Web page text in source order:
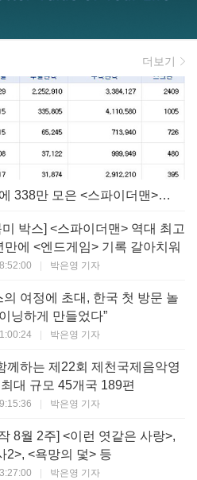
더보기
[8월 1주 국내 박스] 5일 만에 338만 모은 <스파이더맨> 극장가 235% 대반등, <호프>는 400만 돌파
박스] <스파이더맨> 역대 최고
만에 <엔드게임> 기록 갈아치워
| 박은영 기자
의 여정에 초대, 한국 첫 방문 놀
닝하게 만들었다”
| 박은영 기자
께하는 제22회 제천국제음악영
대 규모 45개국 189편
| 박은영 기자
8월 2주] <이런 엿같은 사랑>,
2>, <욕망의 덫> 등
| 박은영 기자